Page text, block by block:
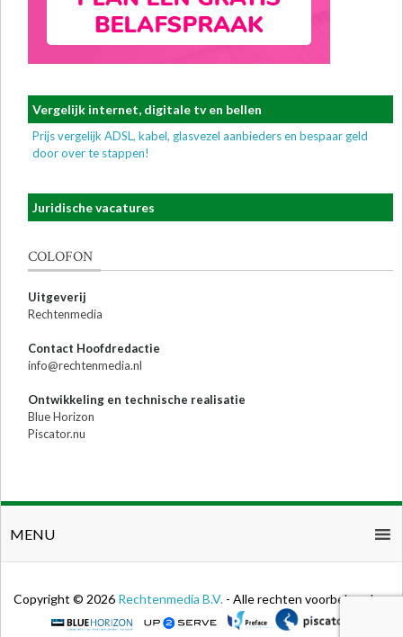
Vergelijk internet, digitale tv en bellen
Prijs vergelijk ADSL, kabel, glasvezel aanbieders en bespaar geld
door over te stappen!
Juridische vacatures
COLOFON
Uitgeverij
Rechtenmedia
Contact Hoofdredactie
info@rechtenmedia.nl
Ontwikkeling en technische realisatie
Blue Horizon
Piscator.nu
MENU
Copyright © 2026 Rechtenmedia B.V. - Alle rechten voorbehouden.